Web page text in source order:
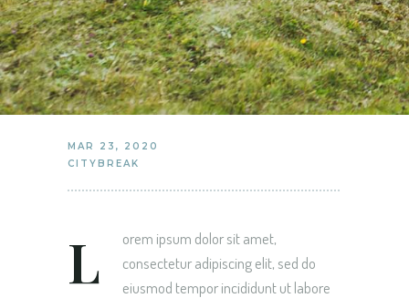
MAR 23, 2020
CITYBREAK
L
orem ipsum dolor sit amet,
consectetur adipiscing elit, sed do
eiusmod tempor incididunt ut labore